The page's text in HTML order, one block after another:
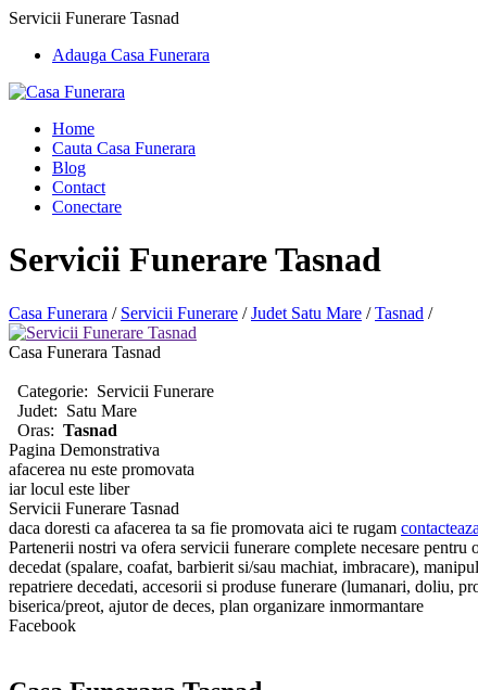
Servicii Funerare Tasnad
Adauga Casa Funerara
Home
Cauta Casa Funerara
Blog
Contact
Conectare
Servicii Funerare Tasnad
Casa Funerara / Servicii Funerare /Judet Satu Mare /Tasnad /
Casa Funerara Tasnad
Categorie: Servicii Funerare
Judet: Satu Mare
Oras: Tasnad
Pagina Demonstrativa
afacerea nu este promovata
iar locul este liber
Servicii Funerare Tasnad
daca doresti ca afacerea ta sa fie promovata aici te rugam
Partenerii nostri va ofera servicii funerare complete necesare
decedat (spalare, coafat, barbierit si/sau machiat, imbracare),
repatriere decedati, accesorii si produse funerare (lumanari, doliu,
biserica/preot, ajutor de deces, plan organizare inmormantare
Facebook